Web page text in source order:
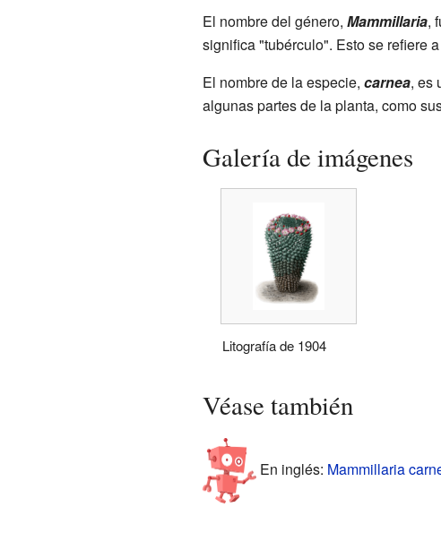
El nombre del género, Mammillaria,
significa "tubérculo". Esto se refiere
El nombre de la especie, carnea, es
algunas partes de la planta, como
Galería de imágenes
Litografía de 1904
Véase también
En inglés: Mammillaria